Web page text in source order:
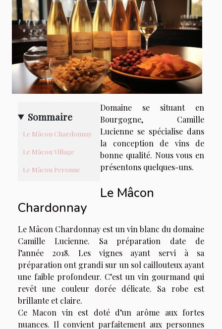
Sommaire
Le Mâcon Chardonnay
Le Mâcon Village
Le Mâcon Peronne
Domaine se situant en
Bourgogne, Camille
Lucienne se spécialise dans
la conception de vins de
bonne qualité. Nous vous en
présentons quelques-uns.
Le Mâcon
Chardonnay
Le Mâcon Chardonnay est un vin blanc du domaine
Camille Lucienne. Sa préparation date de
l’année 2018. Les vignes ayant servi à sa
préparation ont grandi sur un sol caillouteux ayant
une faible profondeur. C’est un vin gourmand qui
revêt une couleur dorée délicate. Sa robe est
brillante et claire.
Ce Macon vin est doté d’un arôme aux fortes
nuances. Il convient parfaitement aux personnes